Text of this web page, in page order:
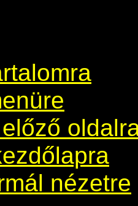
nézetre